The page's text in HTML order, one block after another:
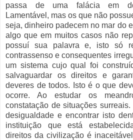
passa de uma falácia em
Lamentável, mas os que não
seja, dinheiro padecem no mar do
algo que em muitos casos não
possuí sua palavra e, isto só
contrassenso e consequentes
um sistema cujo qual foi
salvaguardar os direitos e
deveres de todos. Isto é o que
ocorre. Ao estudar os
constatação de situações
desigualdade e encontrar isto
instituição que está
direitos da civilização é